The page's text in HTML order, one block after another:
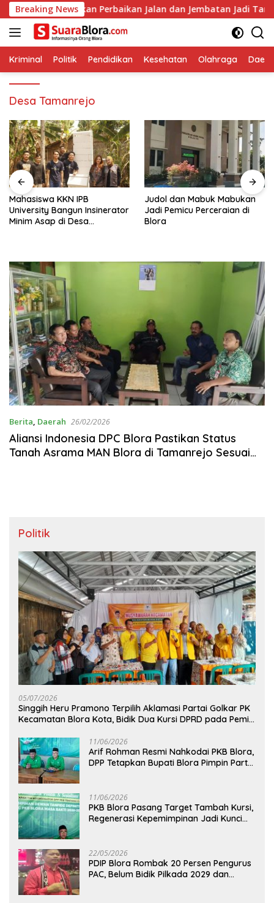
Langsung
ke
konten
Breaking News
Pastikan Perbaikan Jalan dan Jembatan Jadi Tanggung
Kriminal Politik Pendidikan Kesehatan Olahraga
Desa Tamanrejo
Mahasiswa KKN IPB
University Bangun Insinerator
Minim Asap di Desa
Judol dan Mabuk Mabukan
Jadi Pemicu Perceraian di
Blora
Berita, Daerah 26/02/2026
‎Aliansi Indonesia DPC Blora Pastikan Status
Tanah Asrama MAN Blora di Tamanrejo Sesuai
Politik
05/07/2026
Singgih Heru Pramono Terpilih Aklamasi Partai Golkar PK
Kecamatan Blora Kota, Bidik Dua Kursi DPRD pada Pemilu
11/06/2026
Arif Rohman Resmi Nahkodai PKB Blora,
DPP Tetapkan Bupati Blora Pimpin Partai
11/06/2026
PKB Blora Pasang Target Tambah Kursi,
Regenerasi Kepemimpinan Jadi Kunci
22/05/2026
PDIP Blora Rombak 20 Persen Pengurus
PAC, Belum Bidik Pilkada 2029 dan